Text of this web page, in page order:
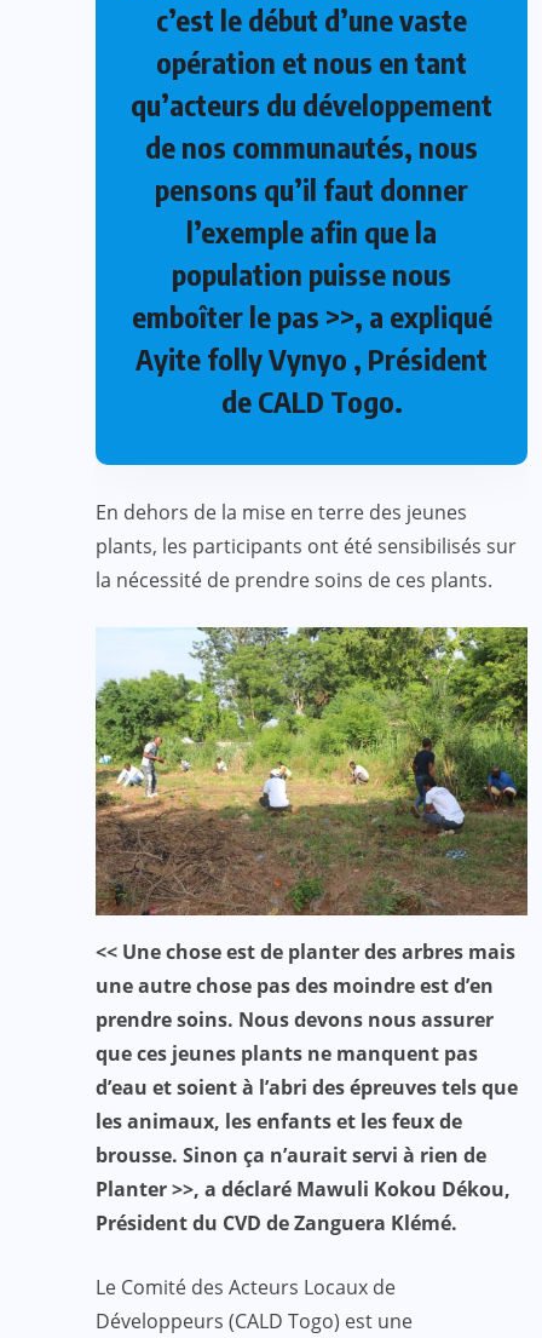
c’est le début d’une vaste
opération et nous en tant
qu’acteurs du développement
de nos communautés, nous
pensons qu’il faut donner
l’exemple afin que la
population puisse nous
emboîter le pas >>, a expliqué
Ayite folly Vynyo , Président
de CALD Togo.
En dehors de la mise en terre des jeunes
plants, les participants ont été sensibilisés sur
la nécessité de prendre soins de ces plants.
<< Une chose est de planter des arbres mais
une autre chose pas des moindre est d’en
prendre soins. Nous devons nous assurer
que ces jeunes plants ne manquent pas
d’eau et soient à l’abri des épreuves tels que
les animaux, les enfants et les feux de
brousse. Sinon ça n’aurait servi à rien de
Planter >>, a déclaré Mawuli Kokou Dékou,
Président du CVD de Zanguera Klémé.
Le Comité des Acteurs Locaux de
Développeurs (CALD Togo) est une